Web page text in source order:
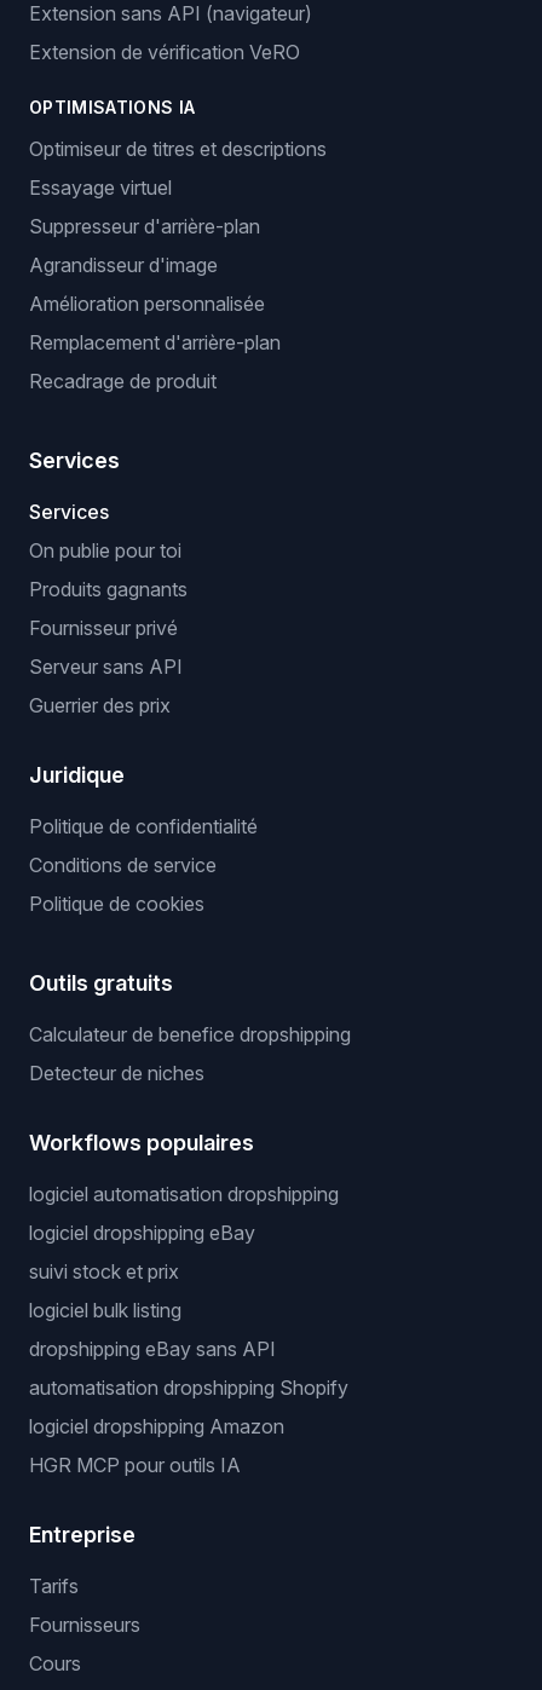
Extension sans API (navigateur)
Extension de vérification VeRO
OPTIMISATIONS IA
Optimiseur de titres et descriptions
Essayage virtuel
Suppresseur d'arrière-plan
Agrandisseur d'image
Amélioration personnalisée
Remplacement d'arrière-plan
Recadrage de produit
Services
Services
On publie pour toi
Produits gagnants
Fournisseur privé
Serveur sans API
Guerrier des prix
Juridique
Politique de confidentialité
Conditions de service
Politique de cookies
Outils gratuits
Calculateur de benefice dropshipping
Detecteur de niches
Workflows populaires
logiciel automatisation dropshipping
logiciel dropshipping eBay
suivi stock et prix
logiciel bulk listing
dropshipping eBay sans API
automatisation dropshipping Shopify
logiciel dropshipping Amazon
HGR MCP pour outils IA
Entreprise
Tarifs
Fournisseurs
Cours